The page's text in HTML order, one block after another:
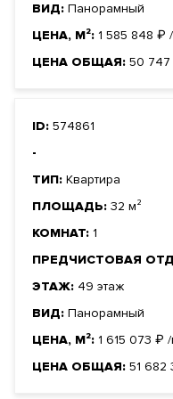
ВИД: Панорамный
ЦЕНА, М²: 1 585 848 ₽
ЦЕНА ОБЩАЯ: 50 747
ID: 574861
-
ТИП: Квартира
ПЛОЩАДЬ: 32 м²
КОМНАТ: 1
ПРЕДЧИСТОВАЯ
ЭТАЖ: 49 этаж
ВИД: Панорамный
ЦЕНА, М²: 1 615 073 ₽
ЦЕНА ОБЩАЯ: 51 682